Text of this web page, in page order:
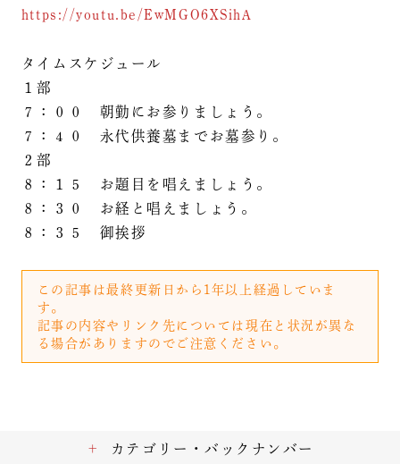
https://youtu.be/EwMGO6XSihA
タイムスケジュール
１部
７：００ 朝勤にお参りましょう。
７：４０ 永代供養墓までお墓参り。
２部
８：１５ お題目を唱えましょう。
８：３０ お経と唱えましょう。
８：３５ 御挨拶
この記事は最終更新日から1年以上経過していま
す。
記事の内容やリンク先については現在と状況が異な
る場合がありますのでご注意ください。
カテゴリー・バックナンバー